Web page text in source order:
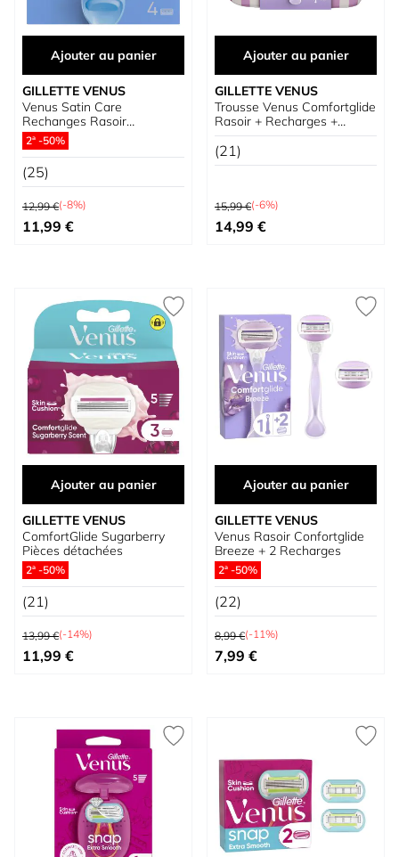
Ajouter au panier
GILLETTE VENUS
Venus Satin Care
Rechanges Rasoir
Dépilation Aines et Zone
Intime
2ª -50%
(25)
Prix normal
12,99 €(-8%)
Prix spécial
11,99 €
Ajouter au panier
GILLETTE VENUS
Trousse Venus Comfortglide
Rasoir + Recharges +
Support Douche
(21)
Prix normal
15,99 €(-6%)
Prix spécial
14,99 €
Ajouter au panier
GILLETTE VENUS
ComfortGlide Sugarberry
Pièces détachées
2ª -50%
(21)
Prix normal
13,99 €(-14%)
Prix spécial
11,99 €
Ajouter au panier
GILLETTE VENUS
Venus Rasoir Confortglide
Breeze + 2 Recharges
2ª -50%
(22)
Prix normal
8,99 €(-11%)
Prix spécial
7,99 €